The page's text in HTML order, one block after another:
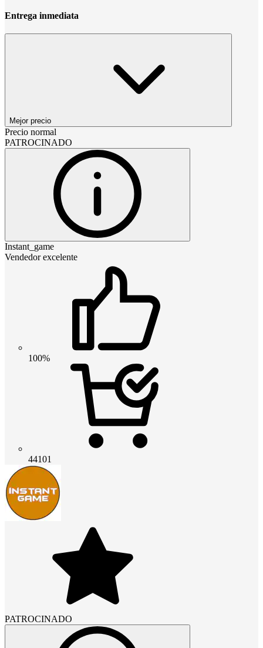
Entrega inmediata
Mejor precio
Precio normal
PATROCINADO
Instant_game
Vendedor excelente
100%
44101
PATROCINADO